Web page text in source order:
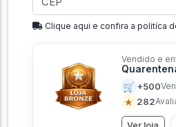
Nome
Clique aqui e confira a politíca
Vendido e